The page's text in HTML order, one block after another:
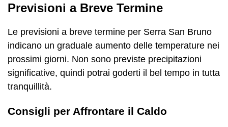
Previsioni a Breve Termine
Le previsioni a breve termine per Serra San Bruno
indicano un graduale aumento delle temperature nei
prossimi giorni. Non sono previste precipitazioni
significative, quindi potrai goderti il bel tempo in tutta
tranquillità.
Consigli per Affrontare il Caldo